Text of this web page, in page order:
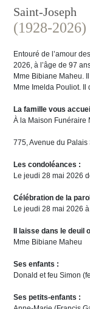
Saint-Joseph
(1928-2026)
Entouré de l’amour
2026, à l’âge de 97
Mme Bibiane Maheu.
Mme Imelda Pouliot.
La famille vous
À la Maison Funéraire
775, Avenue du Palais
Les condoléances :
Le jeudi 28 mai 2026
Célébration de la
Le jeudi 28 mai 2026
Il laisse dans le deuil
Mme Bibiane Maheu
Ses enfants :
Donald et feu Simon
Ses petits-enfants :